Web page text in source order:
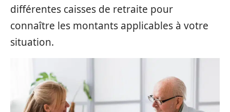
différentes caisses de retraite pour
connaître les montants applicables à votre
situation.